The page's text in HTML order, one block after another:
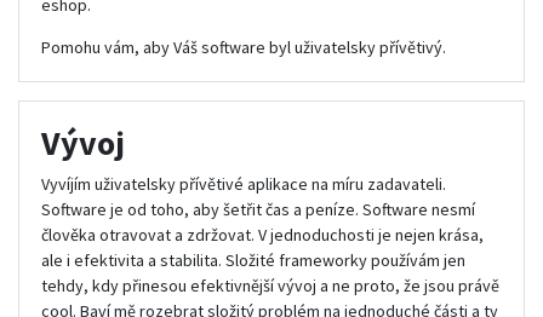
Pomohu vám, aby Váš software byl uživatelsky přívětivý.
Vývoj
Vyvíjím uživatelsky přívětivé aplikace na míru zadavateli.
Software je od toho, aby šetřit čas a peníze. Software nesmí
člověka otravovat a zdržovat. V jednoduchosti je nejen krása,
ale i efektivita a stabilita. Složité frameworky používám jen
tehdy, kdy přinesou efektivnější vývoj a ne proto, že jsou právě
cool. Baví mě rozebrat složitý problém na jednoduché části a ty